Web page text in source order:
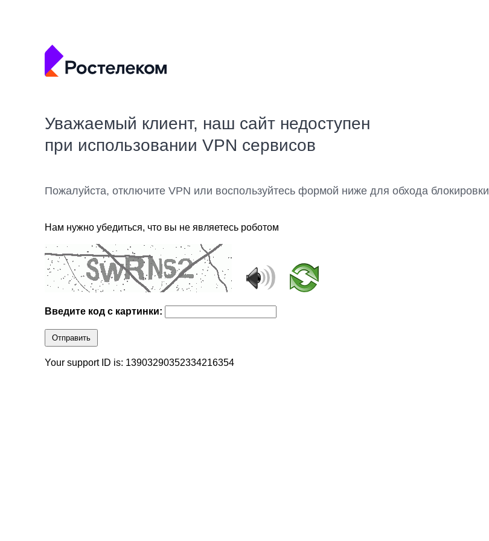
Уважаемый клиент, наш сайт недоступен
при использовании VPN сервисов
Пожалуйста, отключите VPN или воспользуйтесь формой ниже для обхода блокировки
Нам нужно убедиться, что вы не являетесь роботом
Введите код с картинки:
Отправить
Your support ID is: 13903290352334216354